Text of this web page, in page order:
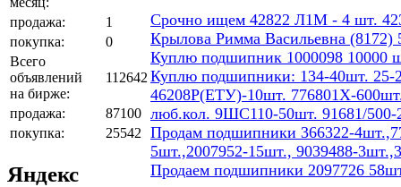
продажа:
1
покупка:
0
Всего
объявлений
на бирже:
112642
продажа:
87100
покупка:
25542
Яндекс
Срочно ищем 42822 Л1М - 4 шт.
Крылова Римма Васильевна (8172)
Куплю подшипник 1000098 10000
Куплю подшипники: 134-40шт.
46208Р(ЕТУ)-10шт. 776801Х-
люб.кол. 9ШС110-50шт. 91681/500-
Продам подшипники 366322-
5шт.,2007952-15шт., 9039488-
Продаем подшипники 2097726